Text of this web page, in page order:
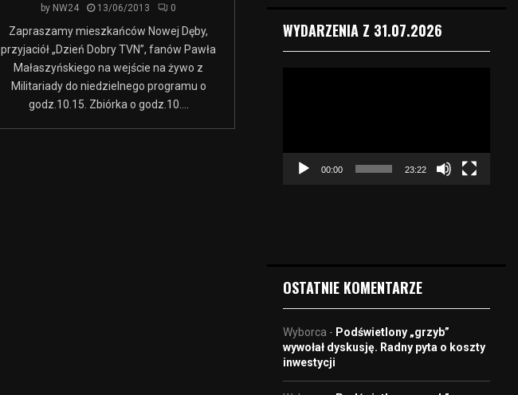
by NW24 13/06/2013 0
Zapraszamy mieszkańców Nowej Dęby,
przyjaciół „Dzień Dobry TVN”, fanów Pawła
Małaszyńskiego na wejście na żywo z
Militariady do niedzielnego programu o
godz.10.15. Zbiórka o godz.10....
WYDARZENIA Z 31.07.2026
e
o
00:00 23:22
OSTATNIE KOMENTARZE
Wyborca - Podświetlony „grzyb”
wywołał dyskusję. Radny pyta o koszty
inwestycji